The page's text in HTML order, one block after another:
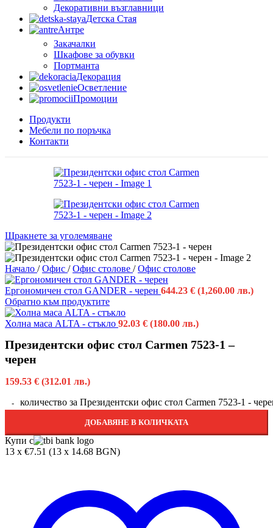
Декоративни възглавници
Детска Стая
Антре
Закачалки
Шкафове за обувки
Портманта
Декорация
Осветление
Промоции
Продукти
Мебели по поръчка
Контакти
Щракнете за уголемяване
Начало / Офис / Офис столове / Офис столове
Ергономичен стол GANDER - черен 644.23 € (1,260.00 лв.)
Обратно към продуктите
Холна маса ALTA - стъкло 92.03 € (180.00 лв.)
Президентски офис стол Carmen 7523-1 –
черен
159.53 € (312.01 лв.)
количество за Президентски офис стол Carmen 7523-1 -
ДОБАВЯНЕ В КОЛИЧКАТА
Купи с
13 x €7.51 (13 x 14.68 BGN)